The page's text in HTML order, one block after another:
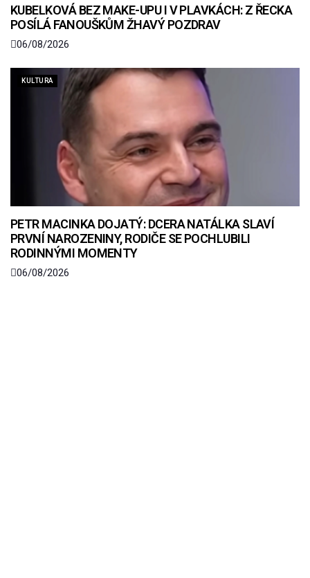
KUBELKOVÁ BEZ MAKE-UPU I V PLAVKÁCH: Z ŘECKA
POSÍLÁ FANOUŠKŮM ŽHAVÝ POZDRAV
06/08/2026
KULTURA
PETR MACINKA DOJATÝ: DCERA NATÁLKA SLAVÍ
PRVNÍ NAROZENINY, RODIČE SE POCHLUBILI
RODINNÝMI MOMENTY
06/08/2026